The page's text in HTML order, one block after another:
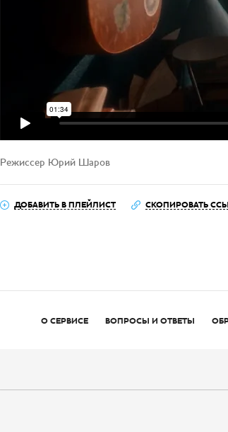
Режиссер Юрий Шаров
ДОБАВИТЬ В ПЛЕЙЛИСТ СКОПИРОВАТЬ
О СЕРВИСЕ ВОПРОСЫ И ОТВЕТЫ